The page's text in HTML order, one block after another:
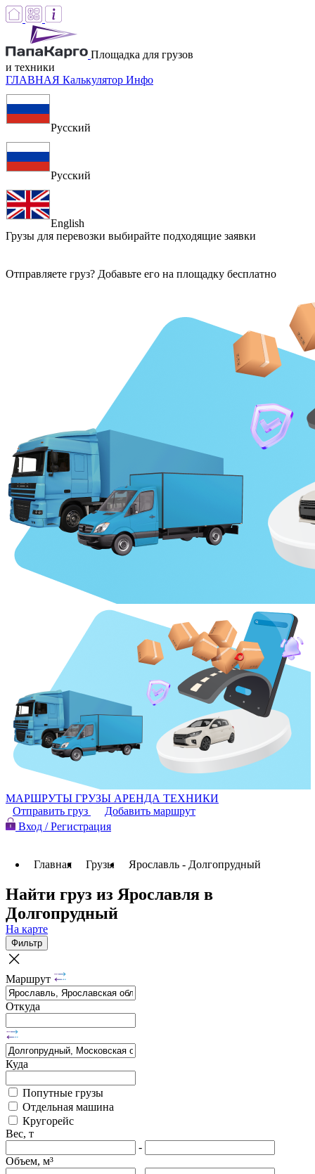
Площадка для грузов
и техники
ГЛАВНАЯ Калькулятор Инфо
Русский
Русский
English
Грузы для перевозки выбирайте подходящие заявки
Отправляете груз? Добавьте его на площадку бесплатно
МАРШРУТЫ ГРУЗЫ АРЕНДА ТЕХНИКИ
Отправить груз
Добавить маршрут
Вход / Регистрация
Главная Грузы Ярославль - Долгопрудный
Найти груз из Ярославля в
Долгопрудный
На карте
Фильтр
Маршрут
Откуда
Куда
Попутные грузы
Отдельная машина
Кругорейс
Вес, т
-
Объем, м³